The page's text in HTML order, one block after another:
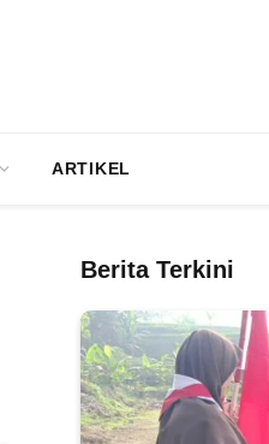
ARTIKEL
Berita Terkini